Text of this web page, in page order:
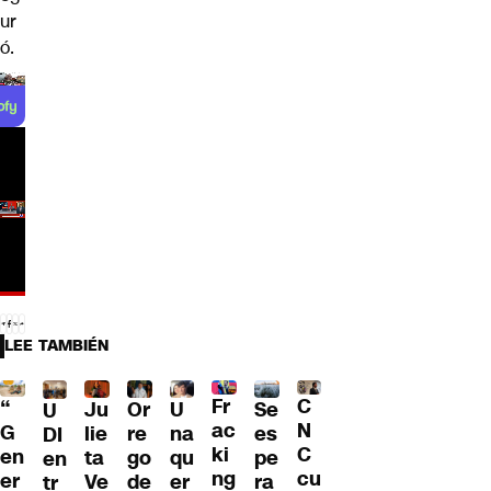
ur
ó.
LEE TAMBIÉN
“
G
en
er
U
DI
en
tr
Ju
lie
ta
Ve
Or
re
go
de
U
na
qu
er
Fr
ac
ki
ng
Se
es
pe
ra
C
N
C
cu